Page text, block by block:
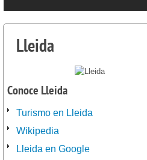
Lleida
Conoce Lleida
Turismo en Lleida
Wikipedia
Lleida en Google